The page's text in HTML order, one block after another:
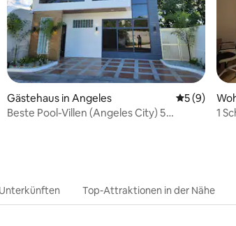
Bewertung: 5 von 5, 4 Bewertungen
Gästehaus in Angeles
5 (9)
Beste Pool-Villen (Angeles City) 5
1
Top-Attraktionen in der Nähe